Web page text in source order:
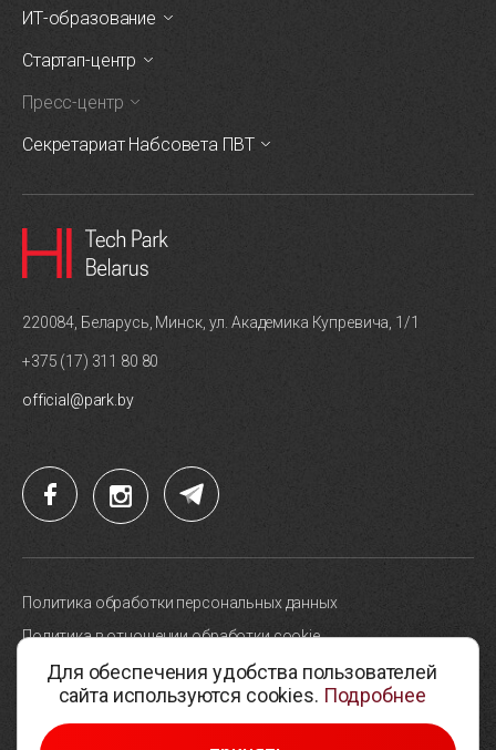
ИТ-образование
Стартап-центр
Пресс-центр
Секретариат Набсовета ПВТ
220084, Беларусь, Минск, ул. Академика Купревича, 1/1
+375 (17) 311 80 80
official@park.by
Политика обработки персональных данных
Политика в отношении обработки cookie
Карта сайта
Выбор настроек cookie
Для обеспечения удобства пользователей
сайта используются cookies. Подробнее